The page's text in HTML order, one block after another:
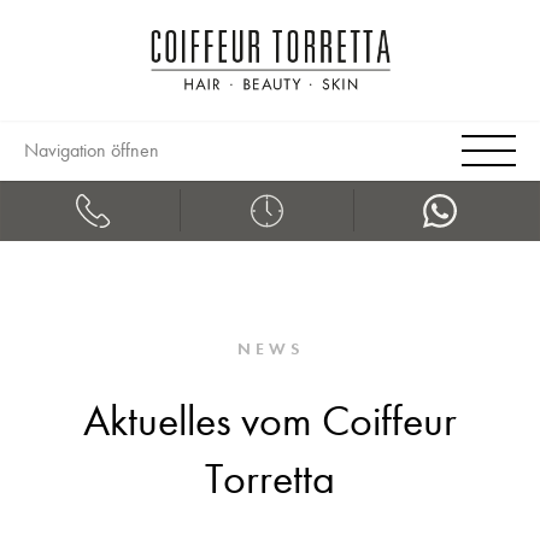
Navigation öffnen
NEWS
Aktuelles vom Coiffeur
Torretta